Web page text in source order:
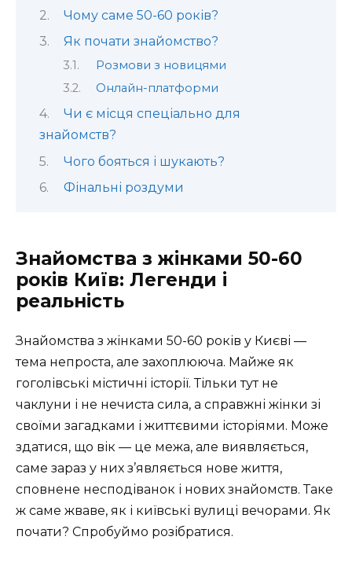
Чому саме 50-60 років?
Як почати знайомство?
Розмови з новицями
Онлайн-платформи
Чи є місця спеціально для
знайомств?
Чого бояться і шукають?
Фінальні роздуми
Знайомства з жінками 50-60
років Київ: Легенди і
реальність
Знайомства з жінками 50-60 років у Києві —
тема непроста, але захоплююча. Майже як
гоголівські містичні історії. Тільки тут не
чаклуни і не нечиста сила, а справжні жінки зі
своїми загадками і життєвими історіями. Може
здатися, що вік — це межа, але виявляється,
саме зараз у них з’являється нове життя,
сповнене несподіванок і нових знайомств. Таке
ж саме жваве, як і київські вулиці вечорами. Як
почати? Спробуймо розібратися.